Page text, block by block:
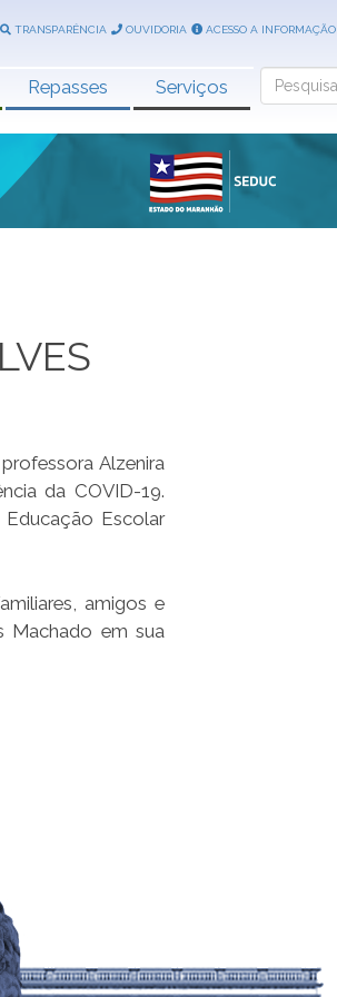
TRANSPARÊNCIA OUVIDORIA ACESSO A INFORMAÇÃO
Repasses Serviços Search
Alzenira
da COVID-19.
Escolar
amigos e
Machado em sua